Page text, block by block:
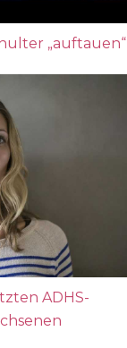
„auftauen“
ADHS-